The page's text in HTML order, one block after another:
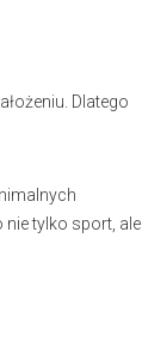
Dlatego
tylko sport, ale